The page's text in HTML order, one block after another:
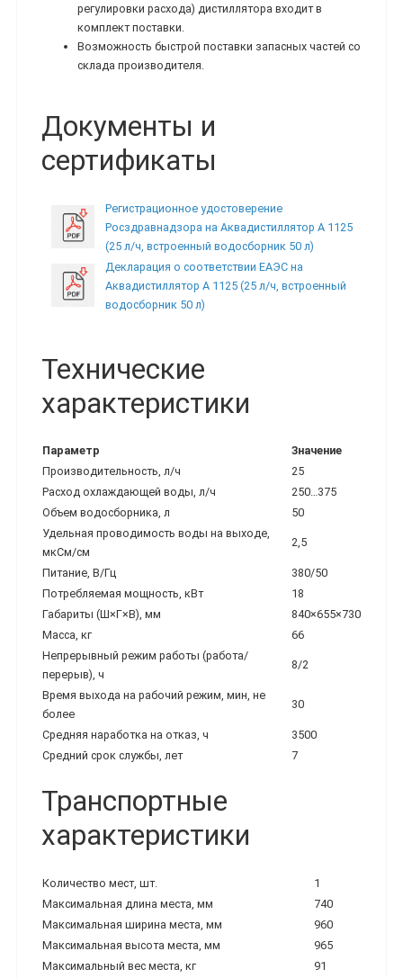
регулировки расхода) дистиллятора входит в
комплект поставки.
Возможность быстрой поставки запасных частей со
склада производителя.
Документы и
сертификаты
Регистрационное удостоверение
Росздравнадзора на Аквадистиллятор A 1125
(25 л/ч, встроенный водосборник 50 л)
Декларация о соответствии ЕАЭС на
Аквадистиллятор A 1125 (25 л/ч, встроенный
водосборник 50 л)
Технические
характеристики
Параметр
Значение
Производительность, л/ч
25
Расход охлаждающей воды, л/ч
250…375
Объем водосборника, л
50
Удельная проводимость воды на выходе,
мкСм/см
2,5
Питание, В/Гц
380/50
Потребляемая мощность, кВт
18
Габариты (Ш×Г×В), мм
840×655×730
Масса, кг
66
Непрерывный режим работы (работа/
перерыв), ч
8/2
Время выхода на рабочий режим, мин, не
более
30
Средняя наработка на отказ, ч
3500
Средний срок службы, лет
7
Транспортные
характеристики
Количество мест, шт.
1
Максимальная длина места, мм
740
Максимальная ширина места, мм
960
Максимальная высота места, мм
965
Максимальный вес места, кг
91